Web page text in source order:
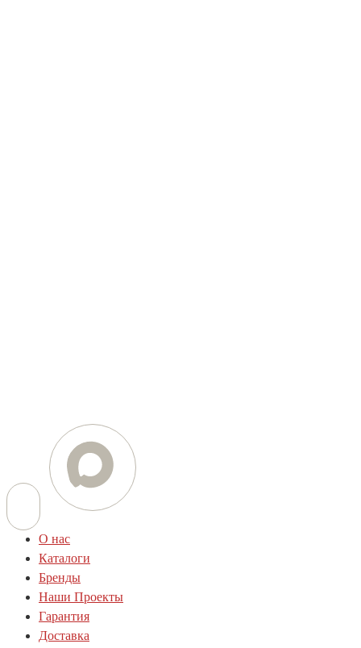
О нас
Каталоги
Бренды
Наши Проекты
Гарантия
Доставка